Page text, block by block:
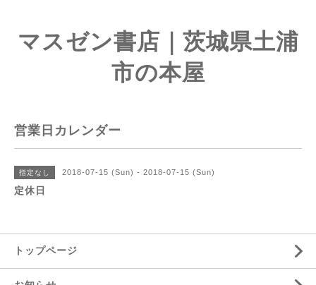
マスゼン書店｜茨城県土浦
市の本屋
営業日カレンダー
指定なし 2018-07-15 (Sun) - 2018-07-15 (Sun)
定休日
トップページ